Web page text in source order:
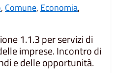
, Comune, Economia,
1.1.3 per servizi di
imprese. Incontro di
e delle opportunità.